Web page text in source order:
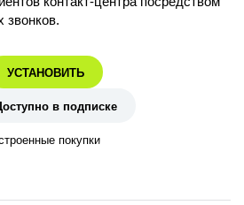
звонков.
УСТАНОВИТЬ
в подписке
покупки